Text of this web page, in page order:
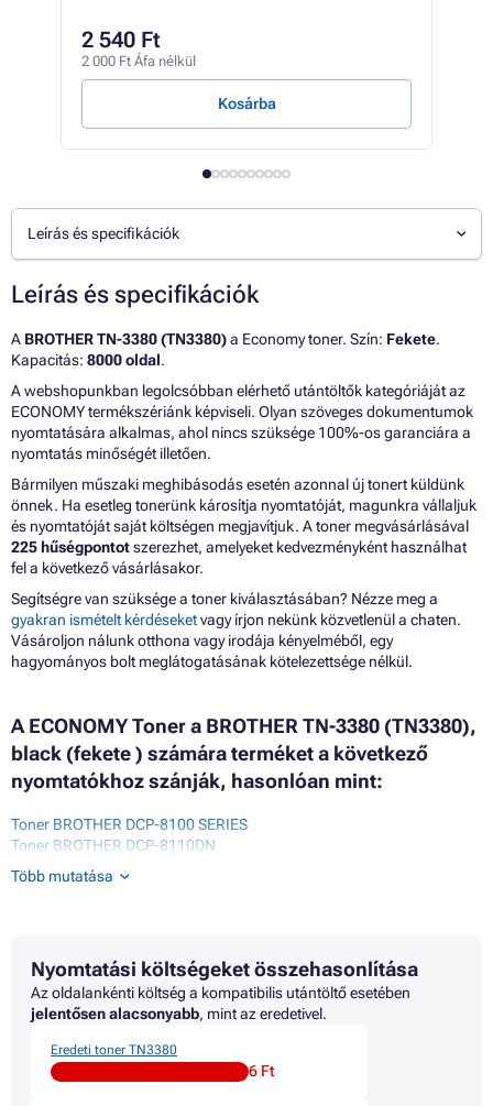
2 540 Ft
2 000 Ft Áfa nélkül
Kosárba
Leírás és specifikációk
Leírás és specifikációk
A BROTHER TN-3380 (TN3380)a Economy toner. Szín: Fekete.
Kapacitás: 8000 oldal.
A webshopunkban legolcsóbban elérhető utántöltők kategóriáját az
ECONOMY termékszériánk képviseli. Olyan szöveges dokumentumok
nyomtatására alkalmas, ahol nincs szüksége 100%-os garanciára a
nyomtatás minőségét illetően.
Bármilyen műszaki meghibásodás esetén azonnal új tonert küldünk
önnek. Ha esetleg tonerünk károsítja nyomtatóját, magunkra vállaljuk
és nyomtatóját saját költségen megjavítjuk. A toner megvásárlásával
225 hűségpontotszerezhet, amelyeket kedvezményként használhat
fel a következő vásárlásakor.
Segítségre van szüksége a toner kiválasztásában? Nézze meg a
gyakran ismételt kérdéseketvagy írjon nekünk közvetlenül a chaten.
Vásároljon nálunk otthona vagy irodája kényelméből, egy
hagyományos bolt meglátogatásának kötelezettsége nélkül.
A ECONOMY Toner a BROTHER TN-3380 (TN3380),
black (fekete ) számára terméket a következő
nyomtatókhoz szánják, hasonlóan mint:
Toner BROTHER DCP-8100 SERIES
Toner BROTHER DCP-8110DN
Toner BROTHER DCP-8155DN
Toner BROTHER DCP-8250DN
Toner BROTHER HL-5450 SERIES
Toner BROTHER HL-5450D
Toner BROTHER HL-5450DN
Toner BROTHER HL-5470DW
Toner BROTHER HL-5470DWT
Több mutatása
Nyomtatási költségeket összehasonlítása
Az oldalankénti költség a kompatibilis utántöltő esetében
jelentősen alacsonyabb, mint az eredetivel.
Eredeti toner TN3380
6 Ft